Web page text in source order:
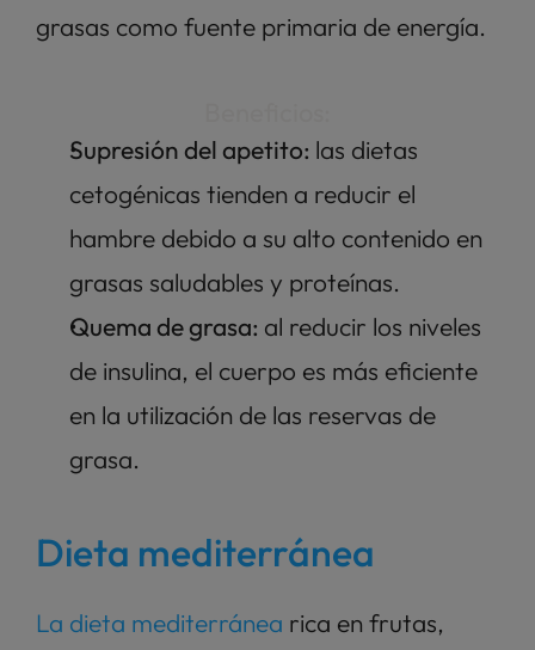
grasas como fuente primaria de energía.
Supresión del apetito: las dietas
cetogénicas tienden a reducir el
hambre debido a su alto contenido en
grasas saludables y proteínas.
Quema de grasa: al reducir los niveles
de insulina, el cuerpo es más eficiente
en la utilización de las reservas de
grasa.
Dieta mediterránea
La dieta mediterránea rica en frutas,